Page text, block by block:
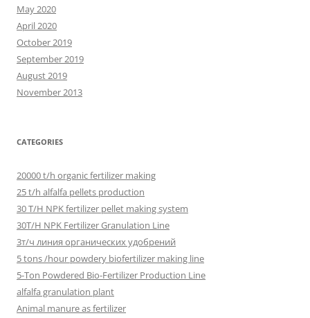
May 2020
April 2020
October 2019
September 2019
August 2019
November 2013
CATEGORIES
20000 t/h organic fertilizer making
25 t/h alfalfa pellets production
30 T/H NPK fertilizer pellet making system
30T/H NPK Fertilizer Granulation Line
3т/ч линия органических удобрений
5 tons /hour powdery biofertilizer making line
5-Ton Powdered Bio-Fertilizer Production Line
alfalfa granulation plant
Animal manure as fertilizer